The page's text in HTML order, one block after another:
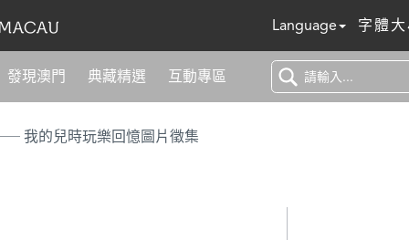
Language 字體
發現澳門 典藏精選 互動專區
我的兒時玩樂回憶圖片徵集